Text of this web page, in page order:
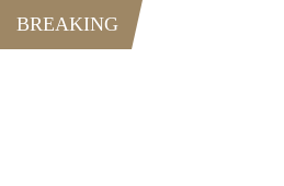
BREAKING